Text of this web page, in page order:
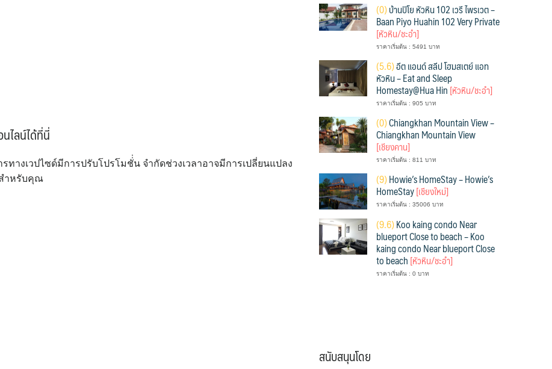
ไลน์ได้ที่นี่
ทางเวปไซด์มีการปรับโปรโมชั่่น จำกัดช่วงเวลาอาจมีการเปลี่ยนแปลง
ำหรับคุณ
(0)บ้านปิโย หัวหิน 102 เวรี ไพรเวต –
Baan Piyo Huahin 102 Very Private
[หัวหิน/ชะอำ]
ราคาเริ่มต้น : 5491 บาท
(5.6)อีต แอนด์ สลีป โฮมสเตย์ แอท
หัวหิน – Eat and Sleep
Homestay@Hua Hin[หัวหิน/ชะอำ]
ราคาเริ่มต้น : 905 บาท
(0)Chiangkhan Mountain View –
Chiangkhan Mountain View
[เชียงคาน]
ราคาเริ่มต้น : 811 บาท
(9)Howie’s HomeStay – Howie’s
HomeStay[เชียงใหม่]
ราคาเริ่มต้น : 35006 บาท
(9.6)Koo kaing condo Near
blueport Close to beach – Koo
kaing condo Near blueport Close
to beach[หัวหิน/ชะอำ]
ราคาเริ่มต้น : 0 บาท
สนับสนุนโดย